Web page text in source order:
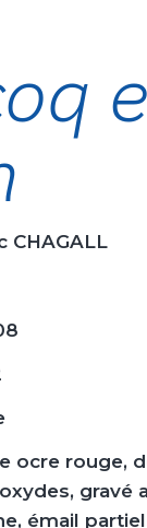
CHAGALL
ocre rouge,
gravé
émail